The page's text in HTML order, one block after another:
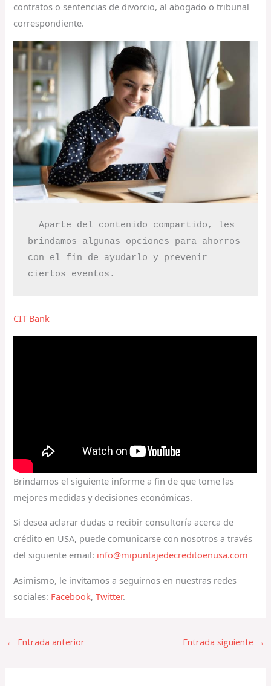
contratos o sentencias de divorcio, al abogado o tribunal
correspondiente.
brindamos algunas opciones para ahorros
con el fin de ayudarlo y prevenir
CIT Bank
Brindamos el siguiente informe a fin de que tome las
mejores medidas y decisiones económicas.
Si desea aclarar dudas o recibir consultoría acerca de
crédito en USA, puede comunicarse con nosotros a través
del siguiente email: info@mipuntajedecreditoenusa.com
Asimismo, le invitamos a seguirnos en nuestras redes
sociales: Facebook,Twitter.
← Entrada anterior Entrada siguiente →